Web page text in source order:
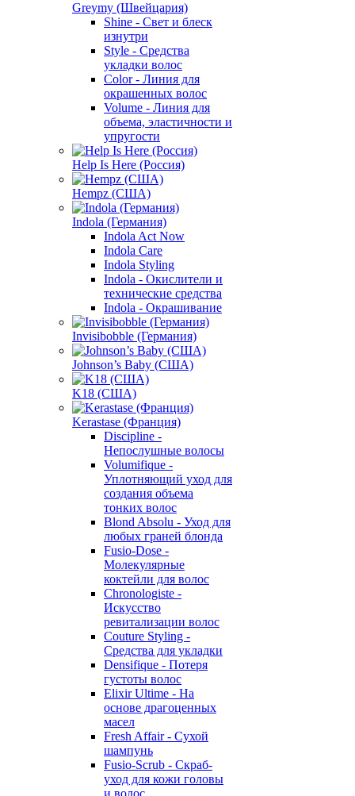
Greymy (Швейцария)
Shine - Свет и блеск
изнутри
Style - Средства
укладки волос
Color - Линия для
окрашенных волос
Volume - Линия для
объема, эластичности и
упругости
Help Is Here (Россия)
Hempz (США)
Indola (Германия)
Indola Act Now
Indola Care
Indola Styling
Indola - Окислители и
технические средства
Indola - Окрашивание
Invisibobble (Германия)
Johnson’s Baby (США)
K18 (США)
Kerastase (Франция)
Discipline -
Непослушные волосы
Volumifique -
Уплотняющий уход для
создания объема
тонких волос
Blond Absolu - Уход для
любых граней блонда
Fusio-Dose -
Молекулярные
коктейли для волос
Chronologiste -
Искусство
ревитализации волос
Couture Styling -
Средства для укладки
Densifique - Потеря
густоты волос
Elixir Ultime - На
основе драгоценных
масел
Fresh Affair - Сухой
шампунь
Fusio-Scrub - Скраб-
уход для кожи головы
и волос